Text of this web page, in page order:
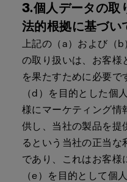
3.個人データの取
法的根拠に基づい
上記の（a）および（
の取り扱いは、お客様
を果たすために必要
（d）を目的とした個
様にマーケティング情
供し、当社の製品を提
るという当社の正当な
であり、これはお客様
（e）を目的として個